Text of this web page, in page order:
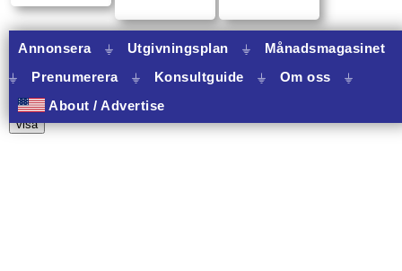
Annonsera ⏚ Utgivningsplan ⏚
Månadsmagasinet
⏚
Prenumerera ⏚ Konsultguide ⏚ Om oss
⏚
About / Advertise
11 banners varav 11 har onclick.